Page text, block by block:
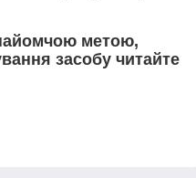
метою,
засобу читайте